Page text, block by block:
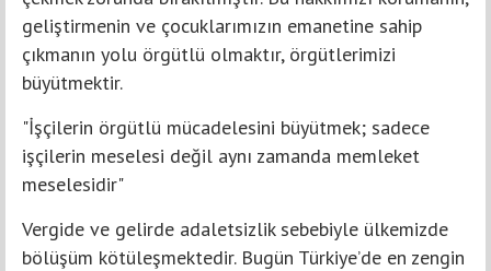
geliştirmenin ve çocuklarımızın emanetine sahip
çıkmanın yolu örgütlü olmaktır, örgütlerimizi
büyütmektir.
"İşçilerin örgütlü mücadelesini büyütmek; sadece
işçilerin meselesi değil aynı zamanda memleket
meselesidir"
Vergide ve gelirde adaletsizlik sebebiyle ülkemizde
bölüşüm kötüleşmektedir. Bugün Türkiye’de en zengin